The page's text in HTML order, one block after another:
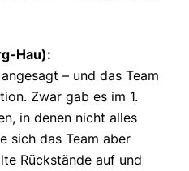
Hau):
– und das Team
Zwar gab es im 1.
in denen nicht alles
sich das Team aber
Rückstände auf und